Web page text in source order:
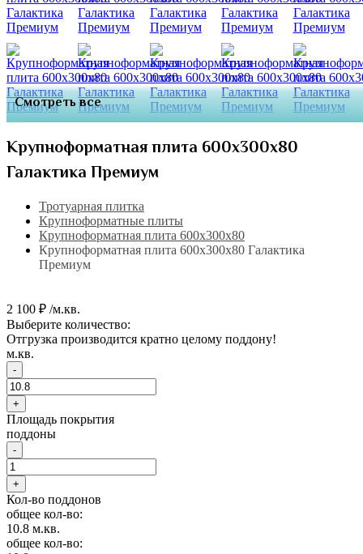
Смотреть все
Крупноформатная плита 600х300х80
Галактика Премиум
Тротуарная плитка
Крупноформатные плиты
Крупноформатная плита 600х300х80
Крупноформатная плита 600х300х80 Галактика
Премиум
2 100 ₽ /м.кв.
Выберите количество:
Отгрузка производится кратно целому поддону!
м.кв.
-
+
Площадь покрытия
поддоны
-
+
Кол-во поддонов
общее кол-во:
10.8 м.кв.
общее кол-во: